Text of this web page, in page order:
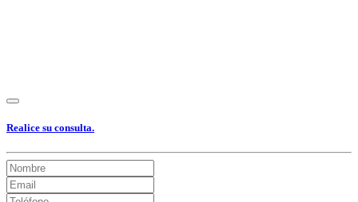
Realice su consulta.